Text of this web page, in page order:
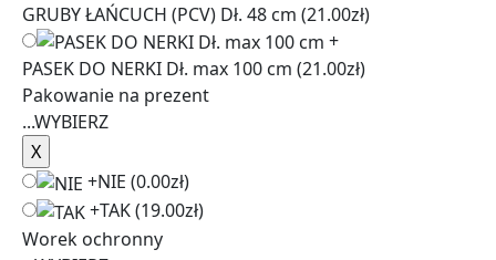
GRUBY ŁAŃCUCH (PCV) Dł. 48 cm (21.00zł)
+
PASEK DO NERKI Dł. max 100 cm (21.00zł)
Pakowanie na prezent
...WYBIERZ
+NIE (0.00zł)
+TAK(19.00zł)
Worek ochronny